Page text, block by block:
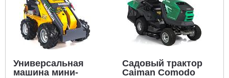
Универсальная
машина мини-
Садовый трактор
Caiman Comodo